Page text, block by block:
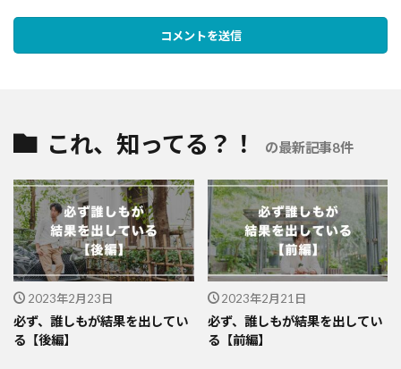
これ、知ってる？！ の最新記事8件
2023年2月23日
必ず、誰しもが結果を出してい
る【後編】
2023年2月21日
必ず、誰しもが結果を出してい
る【前編】